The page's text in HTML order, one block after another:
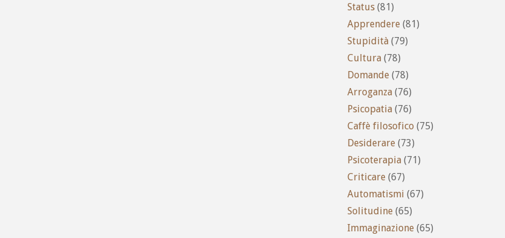
Status (81)
Apprendere (81)
Stupidità (79)
Cultura (78)
Domande (78)
Arroganza (76)
Psicopatia (76)
Caffè filosofico (75)
Desiderare (73)
Psicoterapia (71)
Criticare (67)
Automatismi (67)
Solitudine (65)
Immaginazione (65)